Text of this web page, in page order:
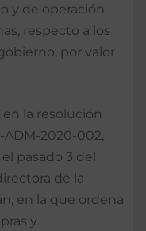
y de operación
respecto a los
por valor
la resolución
2020-002,
pasado 3 del
de la
en la que ordena
y